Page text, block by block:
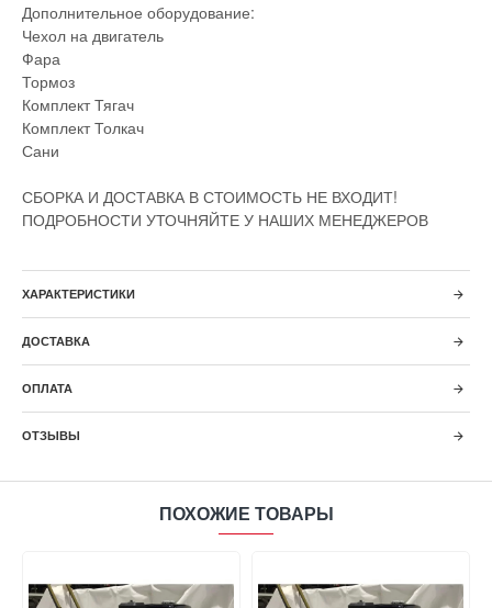
Дополнительное оборудование:
Чехол на двигатель
Фара
Тормоз
Комплект Тягач
Комплект Толкач
Сани
СБОРКА И ДОСТАВКА В СТОИМОСТЬ НЕ ВХОДИТ!
ПОДРОБНОСТИ УТОЧНЯЙТЕ У НАШИХ МЕНЕДЖЕРОВ
ХАРАКТЕРИСТИКИ
ДОСТАВКА
ОПЛАТА
ОТЗЫВЫ
ПОХОЖИЕ ТОВАРЫ